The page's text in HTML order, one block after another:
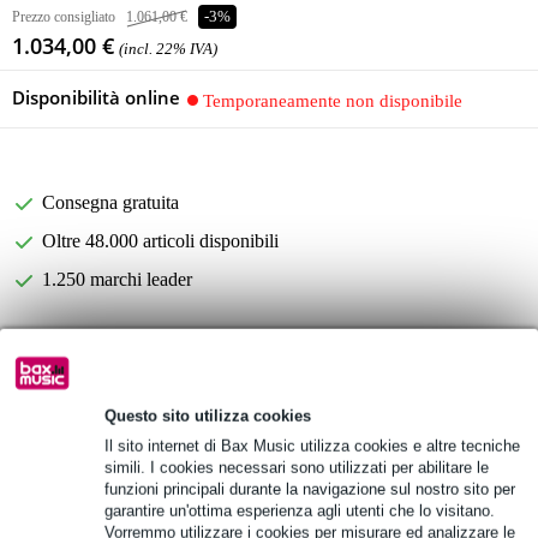
Questo sito utilizza cookies
Il sito internet di Bax Music utilizza cookies e altre tecniche
simili. I cookies necessari sono utilizzati per abilitare le
funzioni principali durante la navigazione sul nostro sito per
garantire un'ottima esperienza agli utenti che lo visitano.
Vorremmo utilizzare i cookies per misurare ed analizzare le
Prezzo consigliato 1.061,00 € -3%
1.034,00 € (incl. 22% IVA)
Disponibilità online Temporaneamente non disponibile
Consegna gratuita
Oltre 48.000 articoli disponibili
1.250 marchi leader
Informazioni sul prodotto
Specifiche complete
Vedi anche (4)